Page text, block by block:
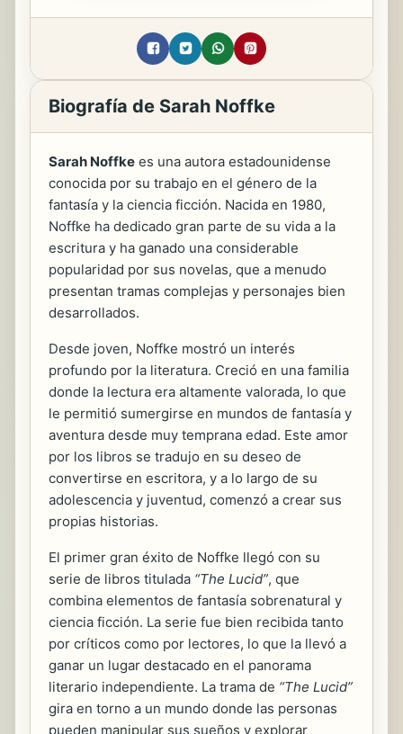
Biografía de Sarah Noffke
Sarah Noffke es una autora estadounidense
conocida por su trabajo en el género de la
fantasía y la ciencia ficción. Nacida en 1980,
Noffke ha dedicado gran parte de su vida a la
escritura y ha ganado una considerable
popularidad por sus novelas, que a menudo
presentan tramas complejas y personajes bien
desarrollados.
Desde joven, Noffke mostró un interés
profundo por la literatura. Creció en una familia
donde la lectura era altamente valorada, lo que
le permitió sumergirse en mundos de fantasía y
aventura desde muy temprana edad. Este amor
por los libros se tradujo en su deseo de
convertirse en escritora, y a lo largo de su
adolescencia y juventud, comenzó a crear sus
propias historias.
El primer gran éxito de Noffke llegó con su
serie de libros titulada “The Lucid”, que
combina elementos de fantasía sobrenatural y
ciencia ficción. La serie fue bien recibida tanto
por críticos como por lectores, lo que la llevó a
ganar un lugar destacado en el panorama
literario independiente. La trama de “The Lucid”
gira en torno a un mundo donde las personas
pueden manipular sus sueños y explorar